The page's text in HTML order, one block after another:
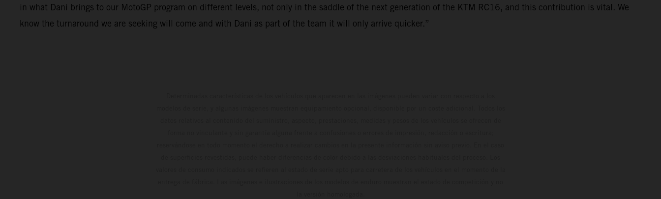
in what Dani brings to our MotoGP program on different levels, not only in the saddle of the next generation of the KTM RC16, and this contribution is vital. We
know the turnaround we are seeking will come and with Dani as part of the team it will only arrive quicker.”